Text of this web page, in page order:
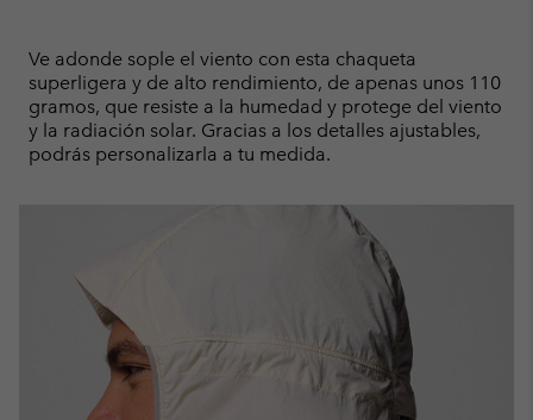
Ve adonde sople el viento con esta chaqueta
superligera y de alto rendimiento, de apenas unos 110
gramos, que resiste a la humedad y protege del viento
y la radiación solar. Gracias a los detalles ajustables,
podrás personalizarla a tu medida.